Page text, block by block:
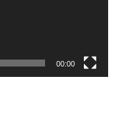
00:00